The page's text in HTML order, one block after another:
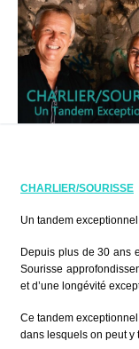
CHARLIER/SOURISSE
Un tandem exceptionnel
Depuis plus de 30 ans
Sourisse
et d’une longévité
Ce tandem
dans lesquels on peut y